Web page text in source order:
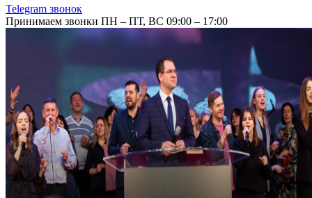
Telegram звонок
Принимаем звонки ПН – ПТ, ВС 09:00 – 17:00